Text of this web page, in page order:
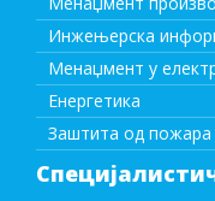
Инжењерска
Менаџмент у
Енергетика
Заштита од пожара